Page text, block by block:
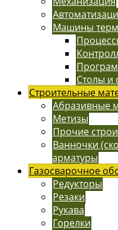
Машины
Столы и
Строительные
Абразивные
Метизы
Прочие
Ванночки
арматуры
Газосварочное
Редукторы
Резаки
Рукава
Горелки